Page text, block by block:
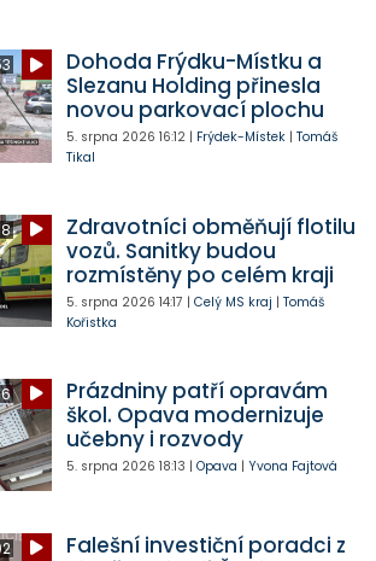
Dohoda Frýdku-Místku a
Slezanu Holding přinesla
novou parkovací plochu
5. srpna 2026 16:12| Frýdek-Místek| Tomáš
Tikal
Zdravotníci obměňují flotilu
vozů. Sanitky budou
rozmístěny po celém kraji
5. srpna 2026 14:17 | Celý MS kraj | Tomáš
Kořistka
Prázdniny patří opravám
škol. Opava modernizuje
učebny i rozvody
5. srpna 2026 18:13 | Opava | Yvona Fajtová
Falešní investiční poradci z